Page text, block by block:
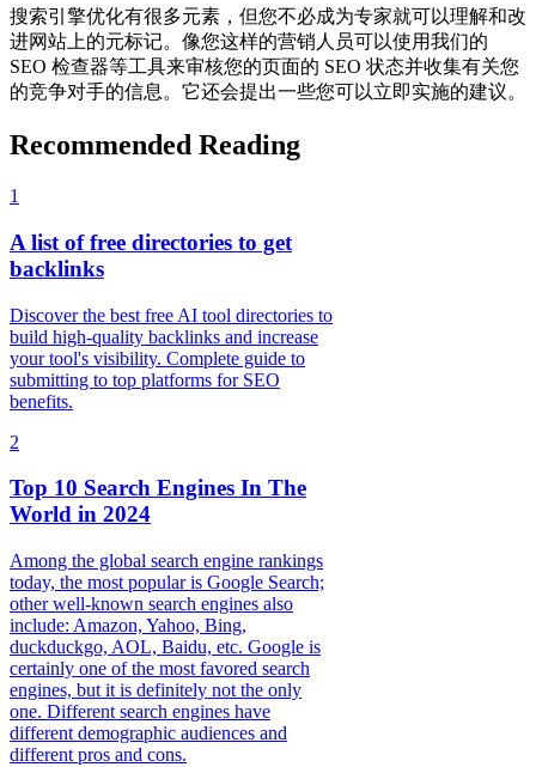
搜索引擎优化有很多元素，但您不必成为专家就可以理解和改
进网站上的元标记。像您这样的营销人员可以使用我们的
SEO 检查器等工具来审核您的页面的 SEO 状态并收集有关您
的竞争对手的信息。它还会提出一些您可以立即实施的建议。
Recommended Reading
1
A list of free directories to get
backlinks
Discover the best free AI tool directories to
build high-quality backlinks and increase
your tool's visibility. Complete guide to
submitting to top platforms for SEO
benefits.
2
Top 10 Search Engines In The
World in 2024
Among the global search engine rankings
today, the most popular is Google Search;
other well-known search engines also
include: Amazon, Yahoo, Bing,
duckduckgo, AOL, Baidu, etc. Google is
certainly one of the most favored search
engines, but it is definitely not the only
one. Different search engines have
different demographic audiences and
different pros and cons.